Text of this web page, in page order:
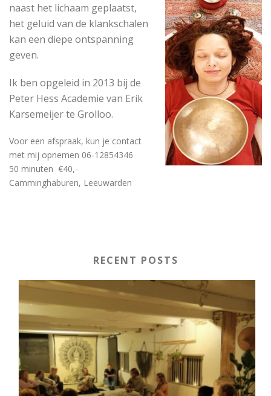
naast het lichaam geplaatst,
het geluid van de klankschalen
kan een diepe ontspanning
geven.
Ik ben opgeleid in 2013 bij de
Peter Hess Academie van Erik
Karsemeijer te Grolloo.
Voor een afspraak, kun je contact
met mij opnemen 06-12854346
50 minuten €40,-
Camminghaburen, Leeuwarden
RECENT POSTS